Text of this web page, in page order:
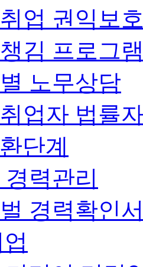
업 권익보
김 프로그
노무상담
업자 법률
단계
경력관리
경력확인